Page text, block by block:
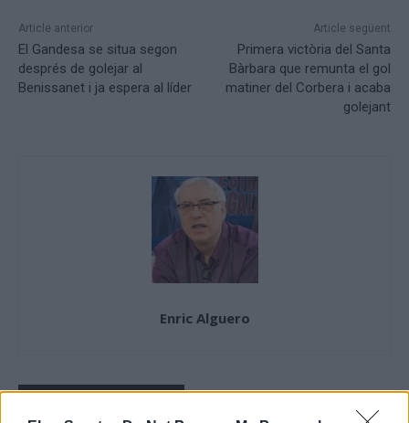
Article anterior
El Gandesa se situa segon
després de golejar al
Benissanet i ja espera al líder
Article següent
Primera victòria del Santa
Bàrbara que remunta el gol
matiner del Corbera i acaba
golejant
Enric Alguero